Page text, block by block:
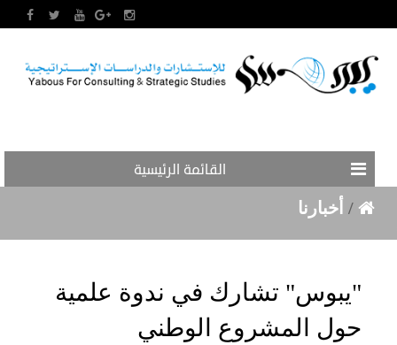
القائمة الرئيسية
/ أخبارنا
"يبوس" تشارك في ندوة علمية
حول المشروع الوطني